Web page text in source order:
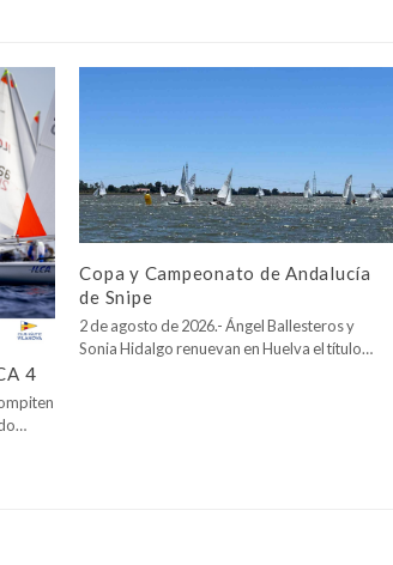
4
Copa y Campeonato de Andalucía
de Snipe
2 de agosto de 2026.- Ángel Ballesteros y
Sonia Hidalgo renuevan en Huelva el título…